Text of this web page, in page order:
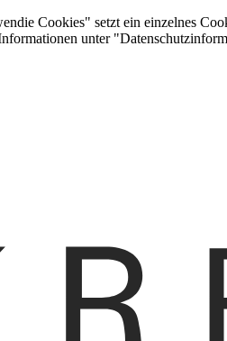
Cookies" setzt ein einzelnes
unter